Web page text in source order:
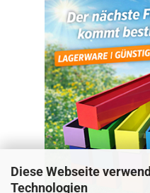
Diese Webseite
Technologien